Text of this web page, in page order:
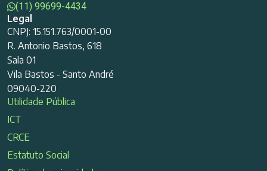
(11) 99699-4434
Legal
CNPJ: 15.151.763/0001-00
R. Antonio Bastos, 618
Sala 01
Vila Bastos - Santo André
09040-220
Utilidade Pública
ICT
CRCE
Estatuto Social